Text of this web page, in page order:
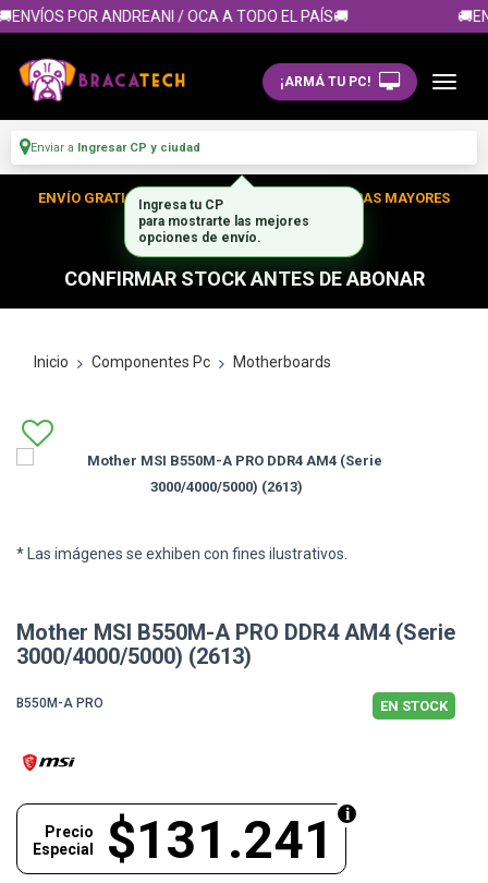
POR ANDREANI / OCA A TODO EL PAÍS🚚
¡ARMÁ TU PC!
Enviar a Ingresar CP y ciudad
ENVÍO GRATIS DENTRO DE CABA EN TUS COMPRAS MAYORES
A $300.000
CONFIRMAR STOCK ANTES DE ABONAR
Inicio Componentes Pc Motherboards
* Las imágenes se exhiben con fines ilustrativos.
Mother MSI B550M-A PRO DDR4 AM4 (Serie
3000/4000/5000) (2613)
B550M-A PRO EN STOCK
$131.241
Precio
Especial
Ingresa tu CP
para mostrarte las mejores
opciones de envío.